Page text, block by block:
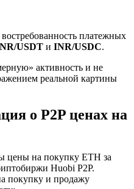
платежных
USDT и INR/USDC.
активность и не
реальной картины
о P2P ценах на
цены на покупку ETH за
Huobi P2P.
покупку и продажу